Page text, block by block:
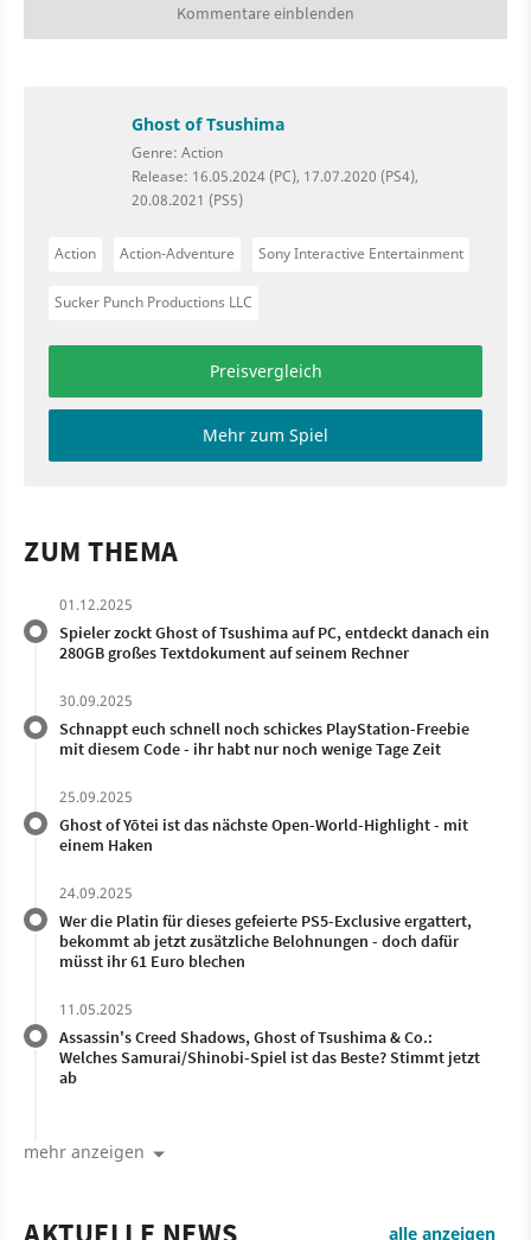
Kommentare einblenden
Ghost of Tsushima
Genre: Action
Release: 16.05.2024 (PC), 17.07.2020 (PS4),
20.08.2021 (PS5)
Action Action-Adventure Sony Interactive Entertainment
Sucker Punch Productions LLC
Preisvergleich
Mehr zum Spiel
ZUM THEMA
01.12.2025
Spieler zockt Ghost of Tsushima auf PC, entdeckt danach ein
280GB großes Textdokument auf seinem Rechner
30.09.2025
Schnappt euch schnell noch schickes PlayStation-Freebie
mit diesem Code - ihr habt nur noch wenige Tage Zeit
25.09.2025
Ghost of Yōtei ist das nächste Open-World-Highlight - mit
einem Haken
24.09.2025
Wer die Platin für dieses gefeierte PS5-Exclusive ergattert,
bekommt ab jetzt zusätzliche Belohnungen - doch dafür
müsst ihr 61 Euro blechen
11.05.2025
Assassin's Creed Shadows, Ghost of Tsushima & Co.:
Welches Samurai/Shinobi-Spiel ist das Beste? Stimmt jetzt
ab
mehr anzeigen
alle anzeigen